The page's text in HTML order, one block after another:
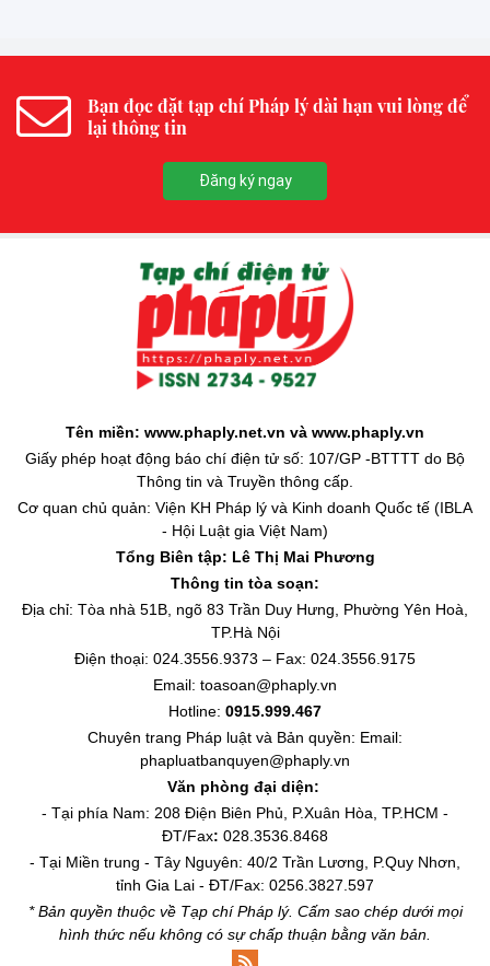
Bạn đọc đặt tạp chí Pháp lý dài hạn vui lòng để
lại thông tin
Đăng ký ngay
Tên miền: www.phaply.net.vn và www.phaply.vn
Giấy phép hoạt động báo chí điện tử số: 107/GP -BTTTT do Bộ
Thông tin và Truyền thông cấp.
Cơ quan chủ quản: Viện KH Pháp lý và Kinh doanh Quốc tế (IBLA
- Hội Luật gia Việt Nam)
Tổng Biên tập: Lê Thị Mai Phương
Thông tin tòa soạn:
Địa chỉ: Tòa nhà 51B, ngõ 83 Trần Duy Hưng, Phường Yên Hoà,
TP.Hà Nội
Điện thoại: 024.3556.9373 – Fax: 024.3556.9175
Email: toasoan@phaply.vn
Hotline: 0915.999.467
Chuyên trang Pháp luật và Bản quyền: Email:
phapluatbanquyen@phaply.vn
Văn phòng đại diện:
- Tại phía Nam: 208 Điện Biên Phủ, P.Xuân Hòa, TP.HCM -
ĐT/Fax: 028.3536.8468
- Tại Miền trung - Tây Nguyên: 40/2 Trần Lương, P.Quy Nhơn,
tỉnh Gia Lai - ĐT/Fax: 0256.3827.597
* Bản quyền thuộc về Tạp chí Pháp lý. Cấm sao chép dưới mọi
hình thức nếu không có sự chấp thuận bằng văn bản.